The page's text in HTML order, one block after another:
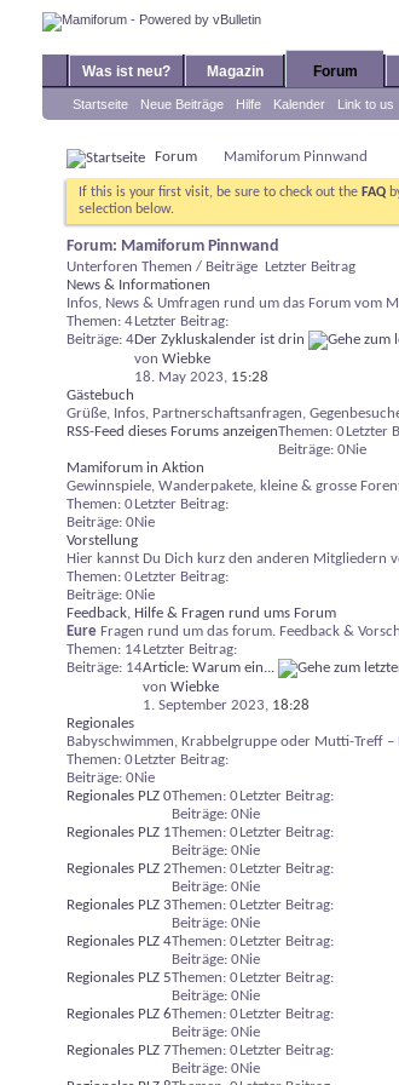
Was ist neu? Magazin Forum
Startseite Neue Beiträge Hilfe Kalender Link to us
Forum Mamiforum Pinnwand
If this is your first visit, be sure to check out the FAQ
selection below.
Forum: Mamiforum Pinnwand
Unterforen Themen / Beiträge Letzter Beitrag
News & Informationen
Infos, News & Umfragen rund um das Forum vom
Themen: 4
Beiträge: 4
Letzter Beitrag:
Der Zykluskalender ist drin
von Wiebke
18. May 2023, 15:28
Gästebuch
Grüße, Infos, Partnerschaftsanfragen,
RSS-Feed dieses Forums anzeigenThemen: 0
Beiträge: 0
Letzter
Nie
Mamiforum in Aktion
Gewinnspiele, Wanderpakete, kleine & grosse
Themen: 0
Beiträge: 0
Letzter Beitrag:
Nie
Vorstellung
Hier kannst Du Dich kurz den anderen Mitgliedern
Themen: 0
Beiträge: 0
Letzter Beitrag:
Nie
Feedback, Hilfe & Fragen rund ums Forum
Eure Fragen rund um das forum. Feedback &
Themen: 14
Beiträge: 14
Letzter Beitrag:
Article: Warum ein...
von Wiebke
1. September 2023, 18:28
Regionales
Babyschwimmen, Krabbelgruppe oder Mutti-Treff
Themen: 0
Beiträge: 0
Letzter Beitrag:
Nie
Regionales PLZ 0Themen: 0
Beiträge: 0
Letzter Beitrag:
Nie
Regionales PLZ 1Themen: 0
Beiträge: 0
Letzter Beitrag:
Nie
Regionales PLZ 2Themen: 0
Beiträge: 0
Letzter Beitrag:
Nie
Regionales PLZ 3Themen: 0
Beiträge: 0
Letzter Beitrag:
Nie
Regionales PLZ 4Themen: 0
Beiträge: 0
Letzter Beitrag:
Nie
Regionales PLZ 5Themen: 0
Beiträge: 0
Letzter Beitrag:
Nie
Regionales PLZ 6Themen: 0
Beiträge: 0
Letzter Beitrag:
Nie
Regionales PLZ 7Themen: 0
Beiträge: 0
Letzter Beitrag:
Nie